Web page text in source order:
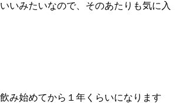
いみたいなので、そのあたりも気に入
み始めてから１年くらいになります